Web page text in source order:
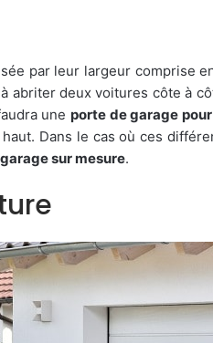
par leur largeur comprise
abriter deux voitures côte à
une porte de garage
Dans le cas où ces
sur mesure.